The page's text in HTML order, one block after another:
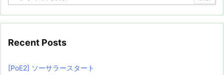
Recent Posts
[PoE2] ソーサラースタート